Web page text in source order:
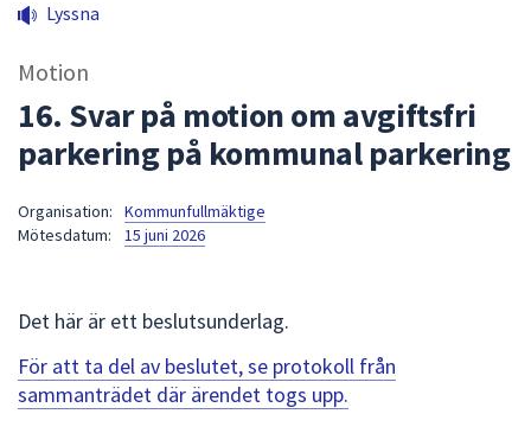
sökfältet
kommer
sökförslag
för
att
navigera
Lyssna
Motion
16. Svar på motion om avgiftsfri
parkering på kommunal parkering
Organisation:
Kommunfullmäktige
Mötesdatum:
15 juni 2026
Det här är ett beslutsunderlag.
För att ta del av beslutet, se protokoll från
sammanträdet där ärendet togs upp.